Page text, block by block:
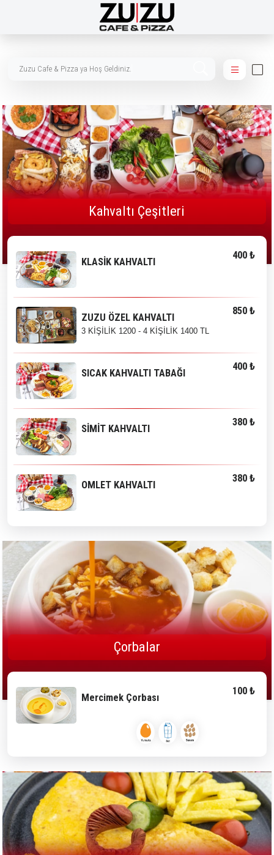
Zuzu Cafe & Piz
Kahvaltı Çeşitleri
KLASİK KAHVALTI
400 ₺
ZUZU ÖZEL KAHVALTI
850 ₺
3 KİŞİLİK 1200 - 4 KİŞİLİK 1400 TL
SICAK KAHVALTI TABAĞI
400 ₺
SİMİT KAHVALTI
380 ₺
OMLET KAHVALTI
380 ₺
Çorbalar
Mercimek Çorbası
100 ₺